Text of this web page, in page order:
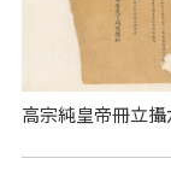
高宗純皇帝冊立